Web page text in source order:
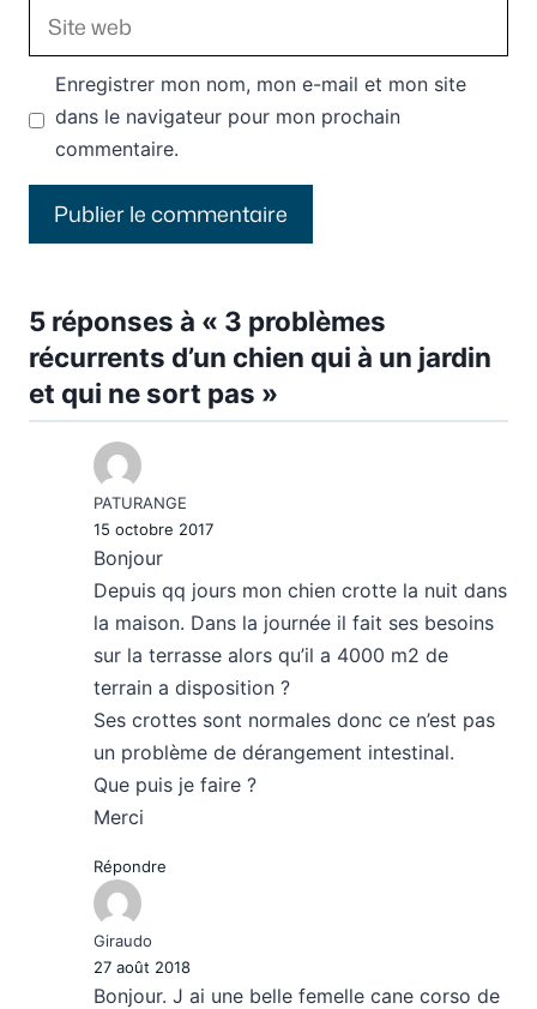
Site
web
Enregistrer mon nom, mon e-mail et mon site
dans le navigateur pour mon prochain
commentaire.
5 réponses à « 3 problèmes
récurrents d’un chien qui à un jardin
et qui ne sort pas »
PATURANGE
15 octobre 2017
Bonjour
Depuis qq jours mon chien crotte la nuit dans
la maison. Dans la journée il fait ses besoins
sur la terrasse alors qu’il a 4000 m2 de
terrain a disposition ?
Ses crottes sont normales donc ce n’est pas
un problème de dérangement intestinal.
Que puis je faire ?
Merci
Répondre
Giraudo
27 août 2018
Bonjour. J ai une belle femelle cane corso de